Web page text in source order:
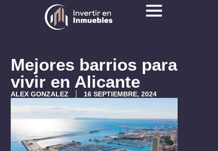
Mejores barrios para
vivir en Alicante
ALEX GONZALEZ 16 SEPTIEMBRE, 2024